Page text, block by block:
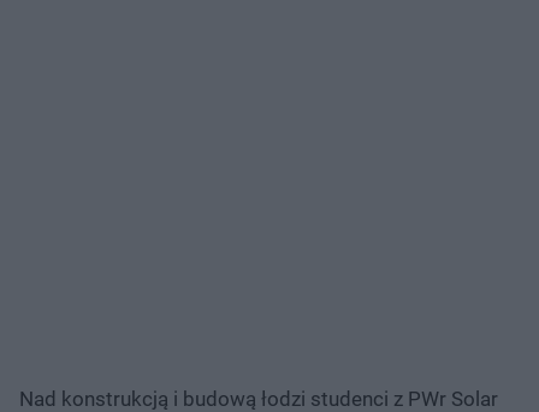
Nad konstrukcją i budową łodzi studenci z PWr Solar